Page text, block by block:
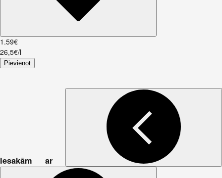
1 .59€
26,5€/l
Pievienot
Iesakām ar